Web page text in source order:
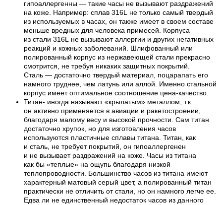
гипоаллергенны — такие часы не вызывают раздражений
на коже. Например: сплав 316L не только самый твердый
из используемых в часах, он также имеет в своем составе
меньше вредных для человека примесей. Корпуса
из стали 316L не вызывают аллергии и других негативных
реакций и кожных заболеваний. Шлифованный или
полированный корпус из нержавеющей стали прекрасно
смотрится, не требуя никаких защитных покрытий.
Сталь — достаточно твердый материал, поцарапать его
намного труднее, чем латунь или аллой. Именно стальной
корпус имеет оптимальное соотношение цена-качество.
Титан- иногда называют «крылатым» металлом, т.к.
он активно применяется в авиации и ракетостроении,
благодаря малому весу и высокой прочности. Сам титан
достаточно хрупок, но для изготовления часов
используются пластичные сплавы титана. Титан, как
и сталь, не требует покрытий, он гипоаллергенен
и не вызывает раздражений на коже. Часы из титана
как бы «теплые» на ощупь благодаря низкой
теплопроводности. Большинство часов из титана имеют
характерный матовый серый цвет, а полированный титан
практически не отличить от стали, но он намного легче ее.
Едва ли не единственный недостаток часов из данного